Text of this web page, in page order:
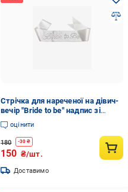
Стрічка для нареченої на дівич-
вечір "Bride to be" надпис зі
стрізів Білий (97)
оцінити
180 -30 ₴
150 ₴/шт.
Доставимо